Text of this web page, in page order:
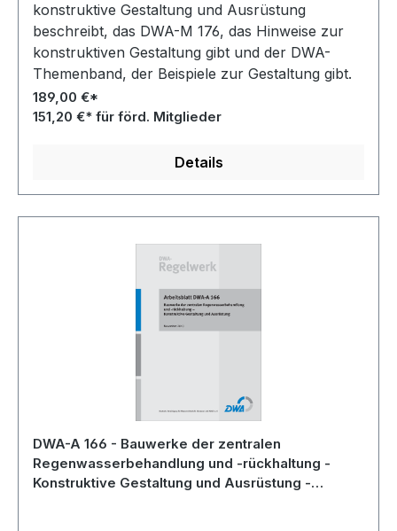
konstruktive Gestaltung und Ausrüstung
beschreibt, das DWA-M 176, das Hinweise zur
konstruktiven Gestaltung gibt und der DWA-
Themenband, der Beispiele zur Gestaltung gibt.
Diese drei Publikationen bieten wir als
Kombipaket Regenbecken zu einem Sonderpreis
189,00 €*
151,20 €* für förd. Mitglieder
Details
DWA-A 166 - Bauwerke der zentralen
Regenwasserbehandlung und -rückhaltung -
Konstruktive Gestaltung und Ausrüstung -